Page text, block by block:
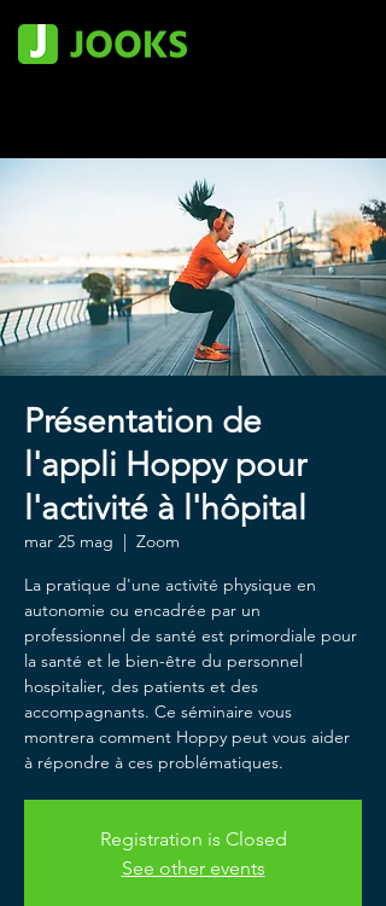
Présentation de
l'appli Hoppy pour
l'activité à l'hôpital
mar 25 mag
  |
Zoom
La pratique d'une activité physique en
autonomie ou encadrée par un
professionnel de santé est primordiale pour
la santé et le bien-être du personnel
hospitalier, des patients et des
accompagnants. Ce séminaire vous
montrera comment Hoppy peut vous aider
à répondre à ces problématiques.
Registration is Closed
See other events